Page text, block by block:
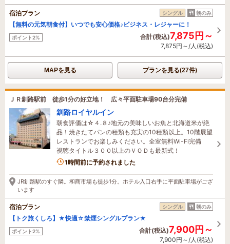
宿泊プラン シングル 朝のみ
【無料の元気朝食付】いつでも安心価格♪ビジネス・レジャーに！
ポイント2% 合計(税込)7,875円～
7,875円～/人(税込)
MAPを見る プランを見る(27件)
ＪＲ釧路駅前 徒歩1分の好立地！ 広々平面駐車場90台分完備
釧路ロイヤルイン
朝食評価は☆４.８♪地元の美味しいお魚と北海道米が絶
品！焼きたてパンの種類も充実の10種類以上。10階展望
レストランでお楽しみください。全室無料Wi-Fi完備
視聴タイトル３００以上のＶＯＤも最新式！
3名がこの宿を見ています
1時間前に予約されました
JR釧路駅のすぐ隣。和商市場も徒歩1分。ホテル入口右手に平面駐車場がござ
います
宿泊プラン シングル 朝のみ
【トク旅くしろ】★快適☆禁煙シングルプラン★
ポイント2% 合計(税込)7,900円～
7,900円～/人(税込)